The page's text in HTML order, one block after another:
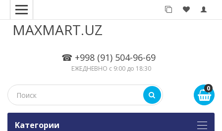
MAXMART.UZ
☎ +998 (91) 504-96-69
ЕЖЕДНЕВНО с 9:00 до 18:30
0
Kатегории